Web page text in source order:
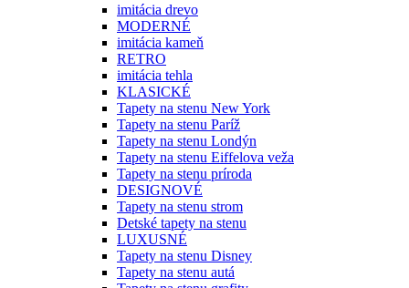
imitácia drevo
MODERNÉ
imitácia kameň
RETRO
imitácia tehla
KLASICKÉ
Tapety na stenu New York
Tapety na stenu Paríž
Tapety na stenu Londýn
Tapety na stenu Eiffelova veža
Tapety na stenu príroda
DESIGNOVÉ
Tapety na stenu strom
Detské tapety na stenu
LUXUSNÉ
Tapety na stenu Disney
Tapety na stenu autá